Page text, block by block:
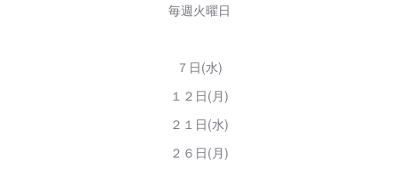
毎週火曜日
７日(水)
１２日(月)
２１日(水)
２６日(月)